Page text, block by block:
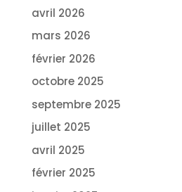
avril 2026
mars 2026
février 2026
octobre 2025
septembre 2025
juillet 2025
avril 2025
février 2025